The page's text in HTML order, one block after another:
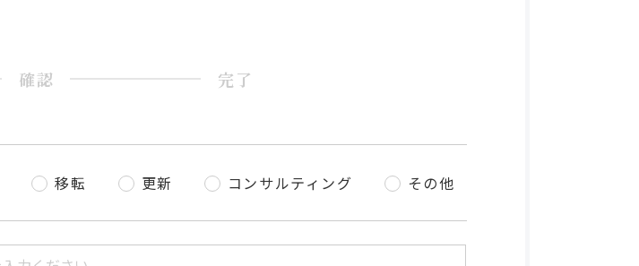
確認 完了
移転 更新 コンサルティング その他